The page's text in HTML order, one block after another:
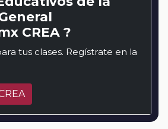
CREA ?
tus clases. Regístrate en la